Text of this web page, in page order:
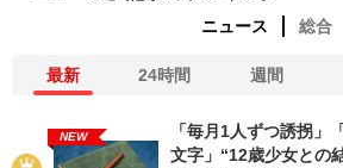
ニュース 総合
最新 24時間 週間
NEW
「毎月1人ずつ誘拐」
文字」“12歳少女との